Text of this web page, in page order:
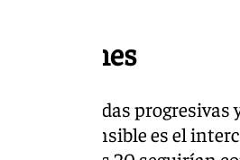
rehenes
medidas
más sensible es el